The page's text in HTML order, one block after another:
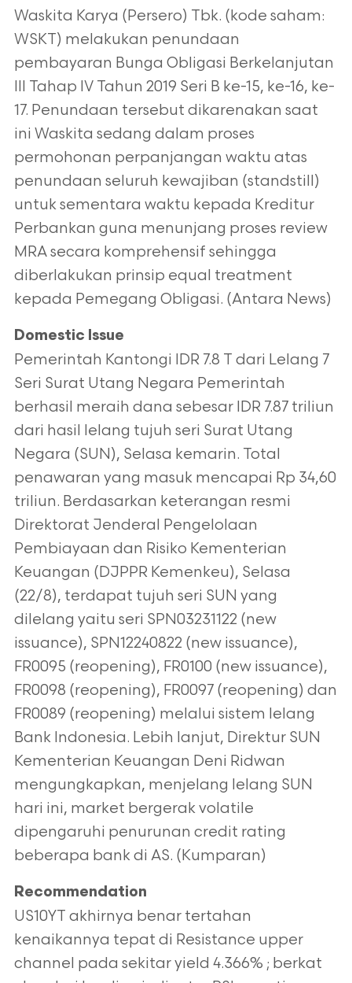
Waskita Karya (Persero) Tbk. (kode saham:
WSKT) melakukan penundaan
pembayaran Bunga Obligasi Berkelanjutan
III Tahap IV Tahun 2019 Seri B ke-15, ke-16, ke-
17. Penundaan tersebut dikarenakan saat
ini Waskita sedang dalam proses
permohonan perpanjangan waktu atas
penundaan seluruh kewajiban (standstill)
untuk sementara waktu kepada Kreditur
Perbankan guna menunjang proses review
MRA secara komprehensif sehingga
diberlakukan prinsip equal treatment
kepada Pemegang Obligasi. (Antara News)
Domestic Issue
Pemerintah Kantongi IDR 7.8 T dari Lelang 7
Seri Surat Utang Negara Pemerintah
berhasil meraih dana sebesar IDR 7.87 triliun
dari hasil lelang tujuh seri Surat Utang
Negara (SUN), Selasa kemarin. Total
penawaran yang masuk mencapai Rp 34,60
triliun. Berdasarkan keterangan resmi
Direktorat Jenderal Pengelolaan
Pembiayaan dan Risiko Kementerian
Keuangan (DJPPR Kemenkeu), Selasa
(22/8), terdapat tujuh seri SUN yang
dilelang yaitu seri SPN03231122 (new
issuance), SPN12240822 (new issuance),
FR0095 (reopening), FR0100 (new issuance),
FR0098 (reopening), FR0097 (reopening) dan
FR0089 (reopening) melalui sistem lelang
Bank Indonesia. Lebih lanjut, Direktur SUN
Kementerian Keuangan Deni Ridwan
mengungkapkan, menjelang lelang SUN
hari ini, market bergerak volatile
dipengaruhi penurunan credit rating
beberapa bank di AS. (Kumparan)
Recommendation
US10YT akhirnya benar tertahan
kenaikannya tepat di Resistance upper
channel pada sekitar yield 4.366% ; berkat